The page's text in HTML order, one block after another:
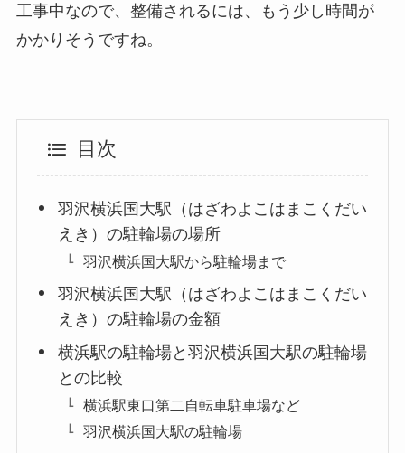
工事中なので、整備されるには、もう少し時間が
かかりそうですね。
目次
羽沢横浜国大駅（はざわよこはまこくだい
えき）の駐輪場の場所
羽沢横浜国大駅から駐輪場まで
羽沢横浜国大駅（はざわよこはまこくだい
えき）の駐輪場の金額
横浜駅の駐輪場と羽沢横浜国大駅の駐輪場
との比較
横浜駅東口第二自転車駐車場など
羽沢横浜国大駅の駐輪場